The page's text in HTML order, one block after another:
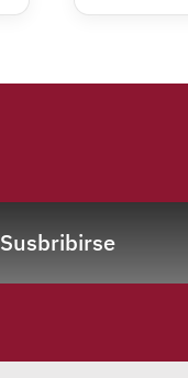
Susbribirse